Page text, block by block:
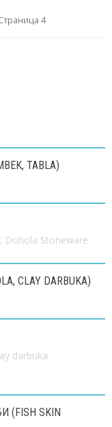
4
TABLA)
CLAY DARBUKA)
(FISH SKIN